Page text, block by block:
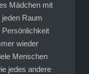
Mädchen mit
Raum
Persönlichkeit
wieder
Menschen
jedes andere